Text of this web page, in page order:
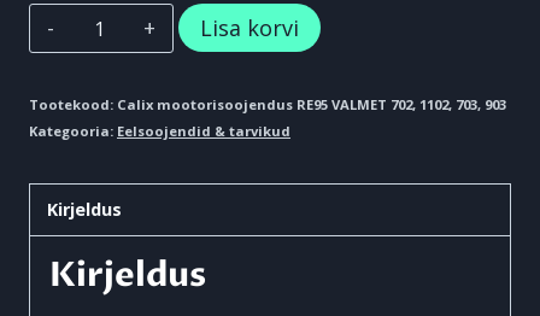
Calix
mootorisoojendus
RE95
VALMET
702,
1102,
703,
903
Lisa korvi
Tootekood: Calix mootorisoojendus RE95 VALMET 702, 1102, 703, 903
Kategooria: Eelsoojendid & tarvikud
Kirjeldus
Kirjeldus